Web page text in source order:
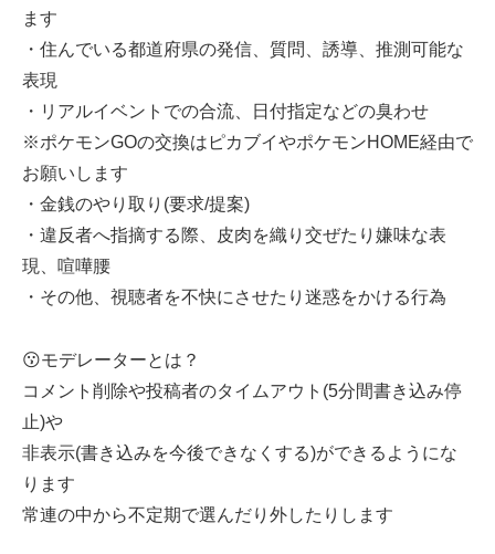
ます
・住んでいる都道府県の発信、質問、誘導、推測可能な
表現
・リアルイベントでの合流、日付指定などの臭わせ
※ポケモンGOの交換はピカブイやポケモンHOME経由で
お願いします
・金銭のやり取り(要求/提案)
・違反者へ指摘する際、皮肉を織り交ぜたり嫌味な表
現、喧嘩腰
・その他、視聴者を不快にさせたり迷惑をかける行為
😗モデレーターとは？
コメント削除や投稿者のタイムアウト(5分間書き込み停
止)や
非表示(書き込みを今後できなくする)ができるようにな
ります
常連の中から不定期で選んだり外したりします